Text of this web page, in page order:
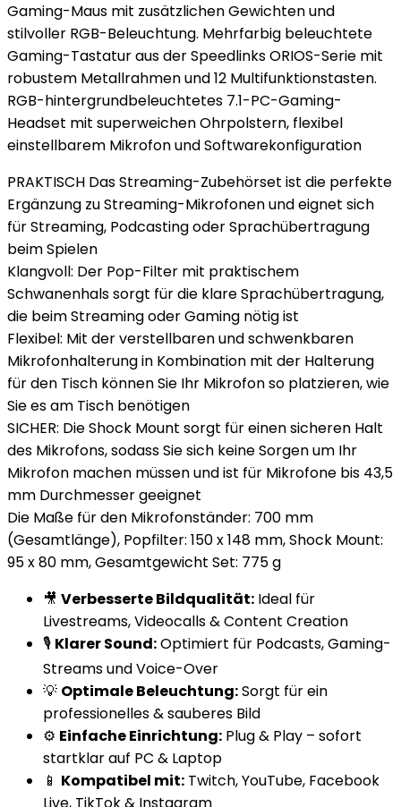
Gaming-Maus mit zusätzlichen Gewichten und
stilvoller RGB-Beleuchtung. Mehrfarbig beleuchtete
Gaming-Tastatur aus der Speedlinks ORIOS-Serie mit
robustem Metallrahmen und 12 Multifunktionstasten.
RGB-hintergrundbeleuchtetes 7.1-PC-Gaming-
Headset mit superweichen Ohrpolstern, flexibel
einstellbarem Mikrofon und Softwarekonfiguration
PRAKTISCH Das Streaming-Zubehörset ist die perfekte
Ergänzung zu Streaming-Mikrofonen und eignet sich
für Streaming, Podcasting oder Sprachübertragung
beim Spielen
Klangvoll: Der Pop-Filter mit praktischem
Schwanenhals sorgt für die klare Sprachübertragung,
die beim Streaming oder Gaming nötig ist
Flexibel: Mit der verstellbaren und schwenkbaren
Mikrofonhalterung in Kombination mit der Halterung
für den Tisch können Sie Ihr Mikrofon so platzieren, wie
Sie es am Tisch benötigen
SICHER: Die Shock Mount sorgt für einen sicheren Halt
des Mikrofons, sodass Sie sich keine Sorgen um Ihr
Mikrofon machen müssen und ist für Mikrofone bis 43,5
mm Durchmesser geeignet
Die Maße für den Mikrofonständer: 700 mm
(Gesamtlänge), Popfilter: 150 x 148 mm, Shock Mount:
95 x 80 mm, Gesamtgewicht Set: 775 g
🎥 Verbesserte Bildqualität: Ideal für
Livestreams, Videocalls & Content Creation
🎙️ Klarer Sound:Optimiert für Podcasts, Gaming-
Streams und Voice-Over
💡 Optimale Beleuchtung:Sorgt für ein
professionelles & sauberes Bild
⚙️ Einfache Einrichtung: Plug & Play – sofort
startklar auf PC & Laptop
📱 Kompatibel mit: Twitch, YouTube, Facebook